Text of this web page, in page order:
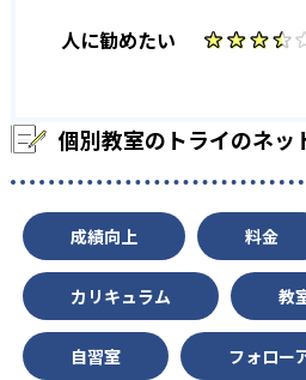
横浜国立大学 -
大阪公立大学 -
東京都立大学 -
京都府立大学
広島大学 - 信州
人に勧めたい
個別教室のトライのネッ
成績向上 料金
カリキュラム 教
自習室 フォロー